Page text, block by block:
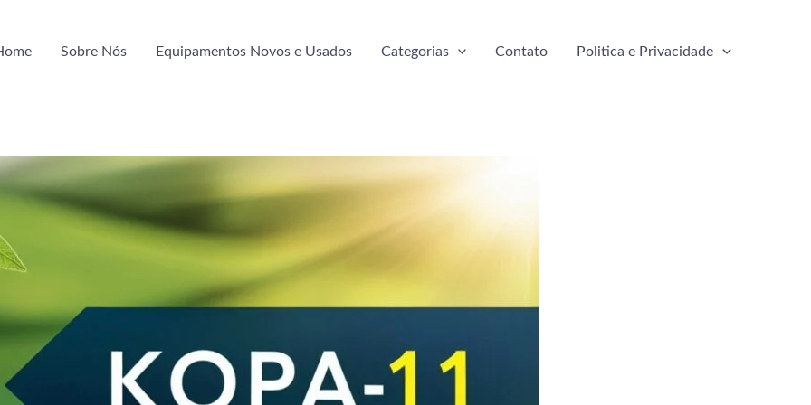
Sobre Nós Equipamentos Novos e Usados Categorias Contato Politica e Privacidade